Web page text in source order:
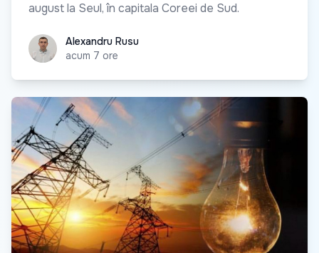
august la Seul, în capitala Coreei de Sud.
Alexandru Rusu
Alexandru Rusu
acum 7 ore